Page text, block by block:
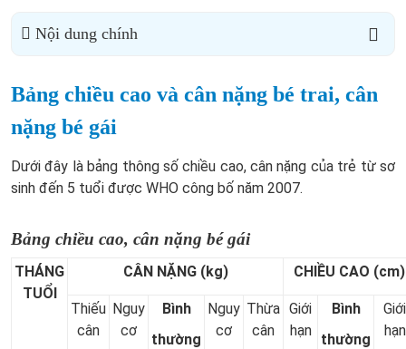
Nội dung chính
Bảng chiều cao và cân nặng bé trai, cân
nặng bé gái
Dưới đây là bảng thông số chiều cao, cân nặng của trẻ từ sơ
sinh đến 5 tuổi được WHO công bố năm 2007.
Bảng chiều cao, cân nặng bé gái
THÁNG
TUỔI
CÂN NẶNG (kg) CHIỀU CAO (cm)
Thiếu
cân
Nguy
cơ
Bình
thường
Nguy
cơ
Thừa
cân
Giới
hạn
Bình
thường
Giới
hạn